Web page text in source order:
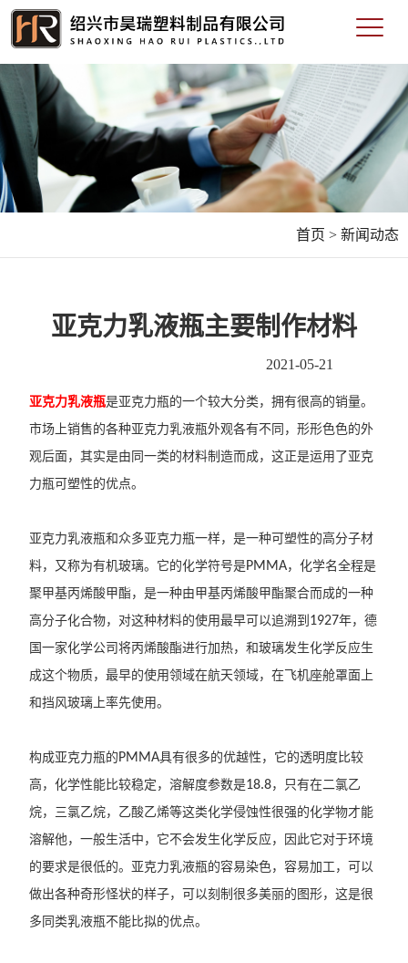
首页 > 新闻动态
亚克力乳液瓶主要制作材料
2021-05-21
亚克力乳液瓶是亚克力瓶的一个较大分类，拥有很高的销量。
市场上销售的各种亚克力乳液瓶外观各有不同，形形色色的外
观后面，其实是由同一类的材料制造而成，这正是运用了亚克
力瓶可塑性的优点。
亚克力乳液瓶和众多亚克力瓶一样，是一种可塑性的高分子材
料，又称为有机玻璃。它的化学符号是PMMA，化学名全程是
聚甲基丙烯酸甲酯，是一种由甲基丙烯酸甲酯聚合而成的一种
高分子化合物，对这种材料的使用最早可以追溯到 1927年，德
国一家化学公司将丙烯酸酯进行加热，和玻璃发生化学反应生
成这个物质，最早的使用领域在航天领域，在飞机座舱罩面上
和挡风玻璃上率先使用。
构成亚克力瓶的PMMA具有很多的优越性，它的透明度比较
高，化学性能比较稳定，溶解度参数是18.8，只有在二氯乙
烷，三氯乙烷，乙酸乙烯等这类化学侵蚀性很强的化学物才能
溶解他，一般生活中，它不会发生化学反应，因此它对于环境
的要求是很低的。亚克力乳液瓶的容易染色，容易加工，可以
做出各种奇形怪状的样子，可以刻制很多美丽的图形，这是很
多同类乳液瓶不能比拟的优点。